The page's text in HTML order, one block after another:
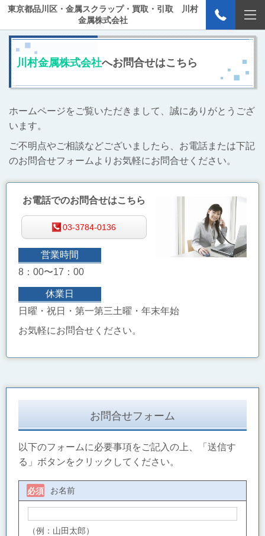
東京都品川区・金属スクラップ・買取・引取 川村
金属株式会社
川村金属株式会社へお問合せはこちら
ホームページをご覧いただきまして、誠にありがとうござ
います。
ご不明点やご相談などございましたら、お電話または下記
のお問合せフォームよりお気軽にお問合せください。
お電話でのお問合せはこちら
03-3784-0136
営業時間
8：00〜17：00
休業日
日曜・祝日・第一第三土曜・年末年始
お気軽にお問合せください。
お問合せフォーム
以下のフォームに必要事項をご記入の上、「送信す
る」ボタンをクリックしてください。
お名前
必須
（例：山田太郎）